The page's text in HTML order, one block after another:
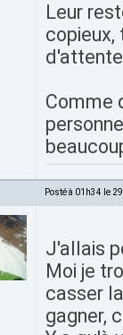
Leur
copieux,
Comme
Posté à 01h34 le
J'allais
Moi je
casser
gagner,